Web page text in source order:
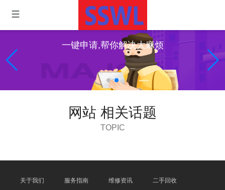
一键申请,帮你解决大麻烦
网站 相关话题
TOPIC
关于我们 服务指南 维修资讯 二手回收